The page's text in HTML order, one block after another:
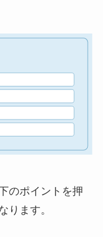
のポイントを押
ります。